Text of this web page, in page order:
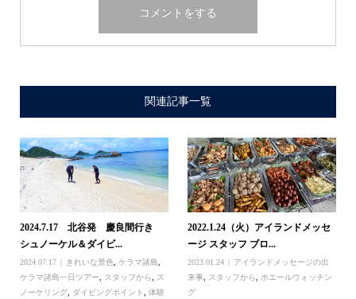
関連記事一覧
2024.7.17 北谷発 慶良間行き
シュノーケル＆ダイビ...
2024.07.17 きれいな景色 ケラマ諸島
ケラマ諸島一日ツアー
スタッフから
ス
ノーケリング, ダイビングポイント
体験
2022.1.24（火）アイランドメッセ
ージ スタッフ ブロ...
2023.01.24
アイランドメッセージの出
来事
スタッフから
ホエールウォッチン
グ